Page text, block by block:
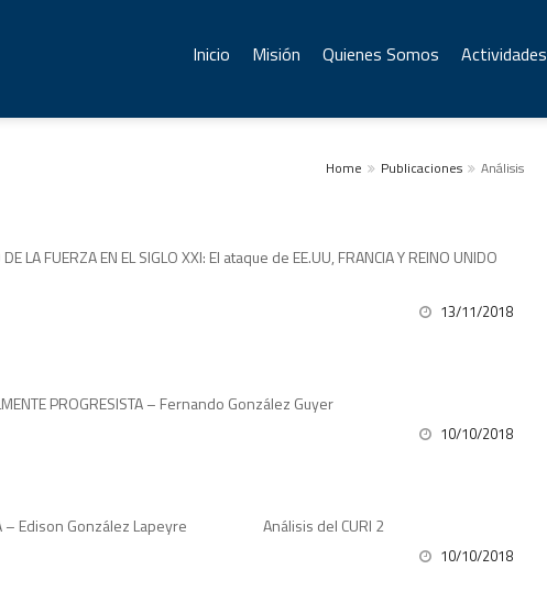
Inicio Misión Quienes Somos Actividades
Home Publicaciones Análisis
LA FUERZA EN EL SIGLO XXI: El ataque de EE.UU, FRANCIA Y REINO UNIDO
13/11/2018
REALMENTE PROGRESISTA – Fernando González Guyer
10/10/2018
– Edison González Lapeyre Análisis del CURI 2
10/10/2018